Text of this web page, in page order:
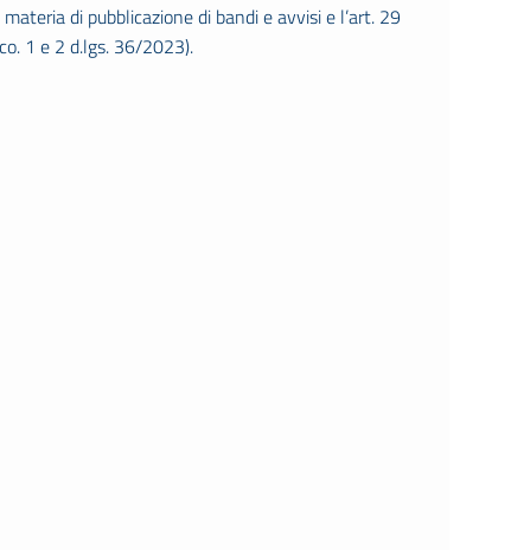
di pubblicazione di bandi e avvisi e l’art. 29
1 e 2 d.lgs. 36/2023).